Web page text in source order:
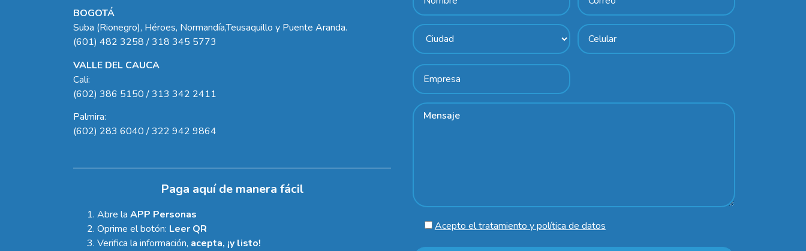
BOGOTÁ
Suba (Rionegro), Héroes, Normandía,Teusaquillo y Puente Aranda.
(601) 482 3258 / 318 345 5773
VALLE DEL CAUCA
Cali:
(602) 386 5150 / 313 342 2411
Palmira:
(602) 283 6040 / 322 942 9864
Paga aquí de manera fácil
Abre la APP Personas
Oprime el botón: Leer QR
Verifica la información, acepta, ¡y listo!
Acepto el tratamiento y política de datos